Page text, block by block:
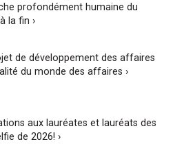
profondément humaine du
la fin ›
de développement des affaires
du monde des affaires ›
aux lauréates et lauréats des
de 2026! ›